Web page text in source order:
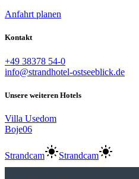
Anfahrt planen
Kontakt
+49 38378 54-0
info@strandhotel-ostseeblick.de
Unsere weiteren Hotels
Villa Usedom
Boje06
Strandcam Strandcam